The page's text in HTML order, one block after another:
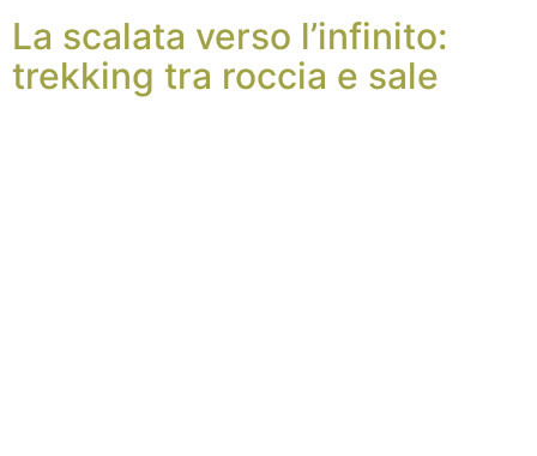
La scalata verso l’infinito:
trekking tra roccia e sale